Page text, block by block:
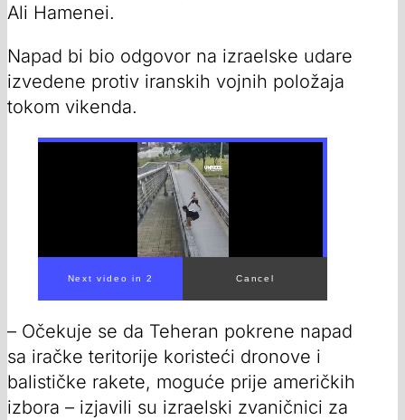
Ali Hamenei.
Napad bi bio odgovor na izraelske udare
izvedene protiv iranskih vojnih položaja
tokom vikenda.
Next video in 1 Cancel
– Očekuje se da Teheran pokrene napad
sa iračke teritorije koristeći dronove i
balističke rakete, moguće prije američkih
izbora – izjavili su izraelski zvaničnici za